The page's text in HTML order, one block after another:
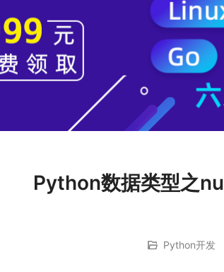
Python数据类型之
Python开发